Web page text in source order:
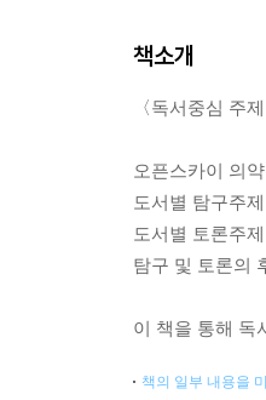
책소개
〈독서중심 주
오픈스카이 의
도서별 탐구주
도서별 토론주
탐구 및 토론의
이 책을 통해 독
책의 일부 내용을